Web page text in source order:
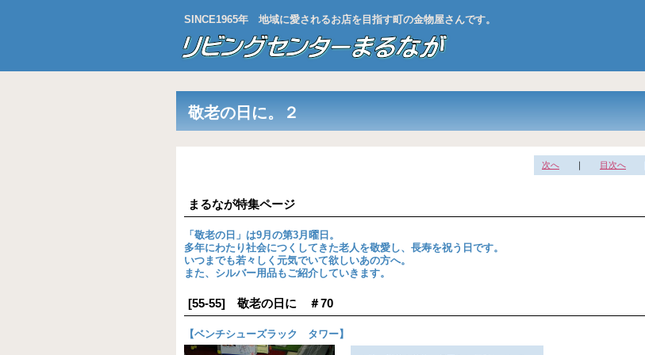
SINCE1965年 地域に愛されるお店を目指す町の金物屋さんです。
敬老の日に。２
次へ ｜ 目次へ
まるなが特集ページ
「敬老の日」は9月の第3月曜日。
多年にわたり社会につくしてきた老人を敬愛し、長寿を祝う日です。
いつまでも若々しく元気でいて欲しいあの方へ。
また、シルバー用品もご紹介していきます。
[55-55] 敬老の日に ＃70
【ベンチシューズラック タワー】